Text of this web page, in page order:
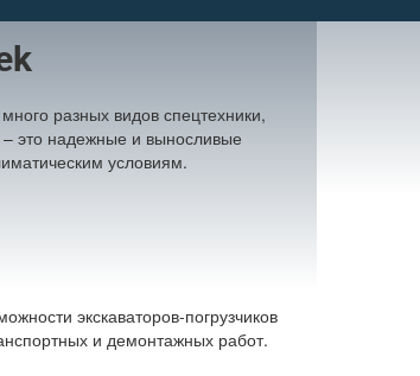
разных видов спецтехники,
– это надежные и выносливые
условиям.
экскаваторов-погрузчиков
и демонтажных работ.